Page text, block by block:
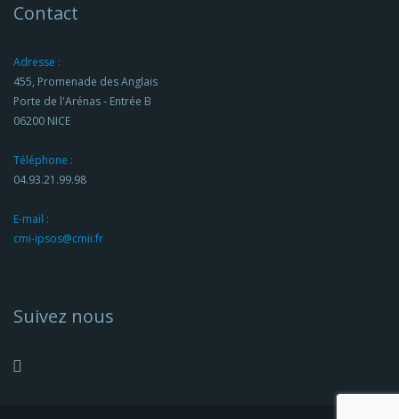
Contact
Adresse :
455, Promenade des Anglais
Porte de l'Arénas - Entrée B
06200 NICE
Téléphone :
04.93.21.99.98
E-mail :
cmi-ipsos@cmii.fr
Suivez nous